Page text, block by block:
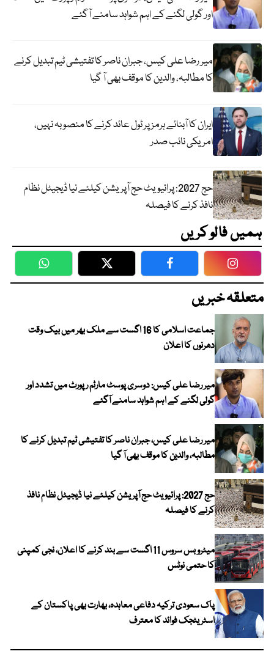
اور گولی لگنے کے اہم شواہد سامنے آگئے
میر رضا علی کیس، جبران ناصر کا تفتیشی ٹیم تبدیل کرنے
کا مطالبہ، والدین کا موقف بھی آ گیا
ایران کا آبنائے ہرمز پر ٹول عائد کرنے کا منصوبہ نہیں،
امریکی نائب صدر
حج 2027: پرائیویٹ حج آپریشن کیلئے نیا ڈیجیٹل نظام
نافذ کرنے کا فیصلہ
ہمیں فالو کریں
WhatsApp Twitter Facebook
متعلقہ خبریں
جماعت اسلامی کا 16 اگست سے ملک بھر میں بیک وقت
دھرنوں کا اعلان
میر رضا علی کیس: دوسری پوسٹ مارٹم رپورٹ میں تشدد اور
گولی لگنے کے اہم شواہد سامنے آگئے
میر رضا علی کیس، جبران ناصر کا تفتیشی ٹیم تبدیل کرنے کا
مطالبہ، والدین کا موقف بھی آ گیا
حج 2027: پرائیویٹ حج آپریشن کیلئے نیا ڈیجیٹل نظام نافذ
کرنے کا فیصلہ
میٹرو بس سروس 11 اگست سے بند کرنے کا اعلان، نجی کمپنی
کا حتمی نوٹس
پاک سعودی ترکیہ دفاعی معاہدہ، بھارت بھی پاکستان کے
اسٹریٹجک فوائد کا معترف